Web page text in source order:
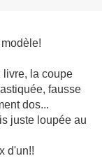
livre, la coupe
fausse
dos...
juste loupée au
d'un!!